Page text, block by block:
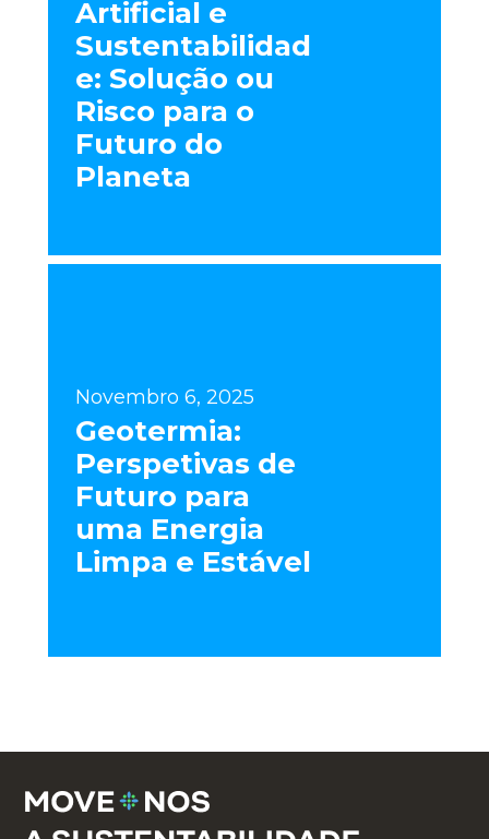
Artificial e
Sustentabilidad
e: Solução ou
Risco para o
Futuro do
Planeta
Novembro 6, 2025
Geotermia:
Perspetivas de
Futuro para
uma Energia
Limpa e Estável